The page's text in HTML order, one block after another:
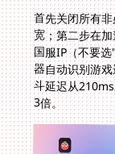
首先关闭所有
宽；第二步在加
国服IP（不要选
器自动识别游戏
斗延迟从210ms
3倍。